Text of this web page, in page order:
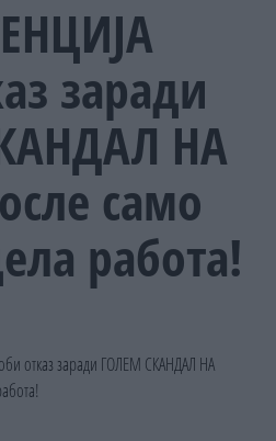
заради
НА
само
работа!